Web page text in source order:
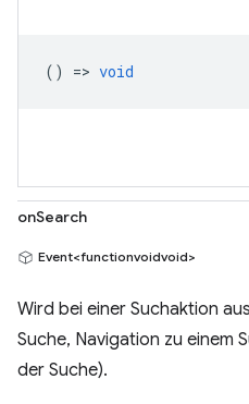
() => void
onSearch
Event<functionvoidvoid>
Wird bei einer Suchaktion
Suche, Navigation zu einem
der Suche).